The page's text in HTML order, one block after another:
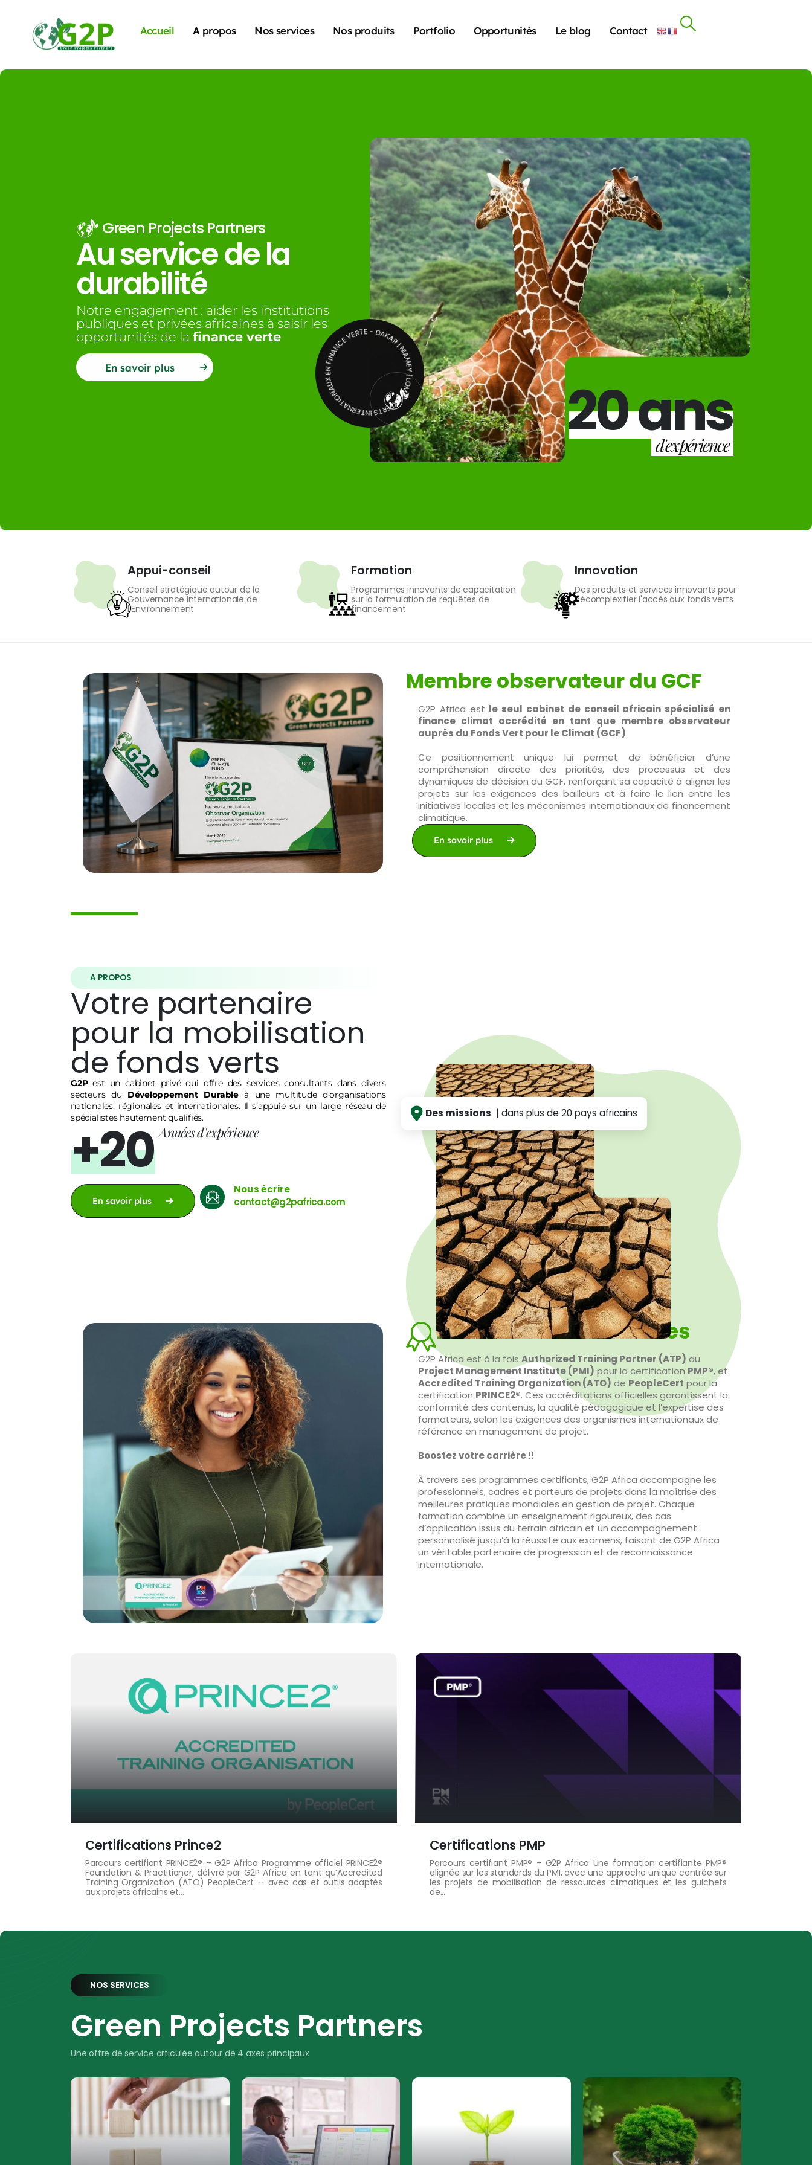
Accueil A propos Nos services Nos produits Portfolio Opportunités Le blog Contact
Green Projects Partners
Au service de la
durabilité
Notre engagement : aider les institutions
publiques et privées africaines à saisir les
opportunités de la finance verte
En savoir plus EXPERTS INTERNATIONAUX EN FINANCE VERTE - DAKAR | NIAMEY | LOME 20 ans
d'expérience
Appui-conseil
Conseil stratégique autour de la
Gouvernance Internationale de
l'Environnement
Formation
Programmes innovants de capacitation
sur la formulation de requêtes de
financement
Innovation
Des produits et services innovants pour
décomplexifier l'accès aux fonds verts
Membre observateur du GCF
G2P Africa est le seul cabinet de conseil africain spécialisé en
finance climat accrédité en tant que membre observateur
auprès du Fonds Vert pour le Climat (GCF).
Ce positionnement unique lui permet de bénéficier d’une
compréhension directe des priorités, des processus et des
dynamiques de décision du GCF, renforçant sa capacité à aligner les
projets sur les exigences des bailleurs et à faire le lien entre les
initiatives locales et les mécanismes internationaux de financement
climatique.
En savoir plus
A PROPOS
Votre partenaire
pour la mobilisation
de fonds verts
G2Pest un cabinet privé qui offre des services consultants dans divers
secteurs du Développement Durableà une multitude d’organisations
nationales, régionales et internationales. Il s’appuie sur un large réseau de
spécialistes hautement qualifiés.
+20 Années d'expérience
En savoir plus
-
Nous écrire
contact@g2pafrica.com
Des missions | dans plus de 20 pays africains
Formations certifiantes
G2P Africa est à la fois Authorized Training Partner (ATP) du
Project Management Institute (PMI) pour la certification PMP®, et
Accredited Training Organization (ATO) de PeopleCert pour la
certification PRINCE2®. Ces accréditations officielles garantissent la
conformité des contenus, la qualité pédagogique et l’expertise des
formateurs, selon les exigences des organismes internationaux de
référence en management de projet.
Boostez votre carrière !!
À travers ses programmes certifiants, G2P Africa accompagne les
professionnels, cadres et porteurs de projets dans la maîtrise des
meilleures pratiques mondiales en gestion de projet. Chaque
formation combine un enseignement rigoureux, des cas
d’application issus du terrain africain et un accompagnement
personnalisé jusqu’à la réussite aux examens, faisant de G2P Africa
un véritable partenaire de progression et de reconnaissance
internationale.
Certifications Prince2
Parcours certifiant PRINCE2® – G2P Africa Programme officiel PRINCE2®
Foundation & Practitioner, délivré par G2P Africa en tant qu’Accredited
Training Organization (ATO) PeopleCert — avec cas et outils adaptés
aux projets africains et...
Certifications PMP
Parcours certifiant PMP® – G2P Africa Une formation certifiante PMP®
alignée sur les standards du PMI, avec une approche unique centrée sur
les projets de mobilisation de ressources climatiques et les guichets
de...
NOS SERVICES
Green Projects Partners
Une offre de service articulée autour de 4 axes principaux